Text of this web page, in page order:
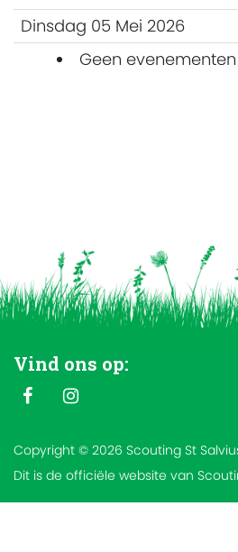
Dinsdag 05 Mei 2026
Geen evenementen
Vind ons op:
Copyright © 2026 Scouting St
Dit is de officiële website van